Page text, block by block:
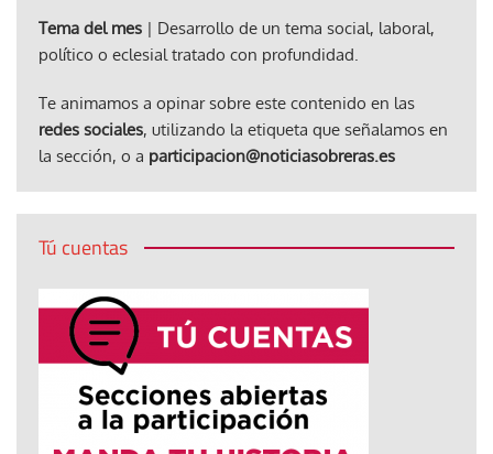
Tema del mes | Desarrollo de un tema social, laboral,
político o eclesial tratado con profundidad.
Te animamos a opinar sobre este contenido en las
redes sociales, utilizando la etiqueta que señalamos en
la sección, o a participacion@noticiasobreras.es
Tú cuentas